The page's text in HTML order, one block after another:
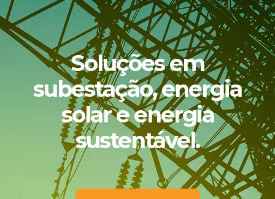
Soluções em
subestação, energia
solar e energia
sustentável.